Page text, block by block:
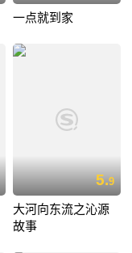
一点就到家
5.9
大河向东流之沁源
故事